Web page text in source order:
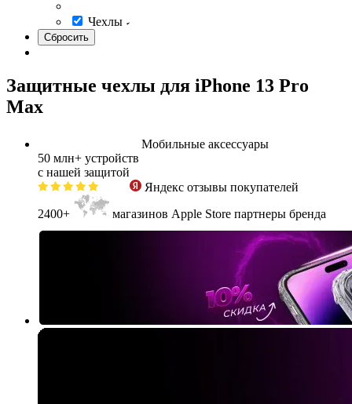
Чехлы
Защитные чехлы для iPhone 13 Pro
Max
Мобильные аксессуары
50 млн+ устройств
с нашей защитой
Яндекс отзывы покупателей
2400+
магазинов Apple Store партнеры бренда